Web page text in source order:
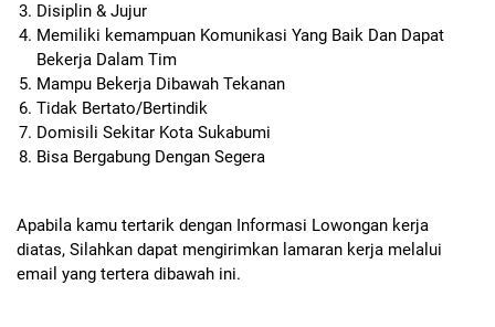
Disiplin & Jujur
Memiliki kemampuan Komunikasi Yang Baik Dan Dapat
Bekerja Dalam Tim
Mampu Bekerja Dibawah Tekanan
Tidak Bertato/Bertindik
Domisili Sekitar Kota Sukabumi
Bisa Bergabung Dengan Segera
Apabila kamu tertarik dengan Informasi Lowongan kerja
diatas, Silahkan dapat mengirimkan lamaran kerja melalui
email yang tertera dibawah ini.